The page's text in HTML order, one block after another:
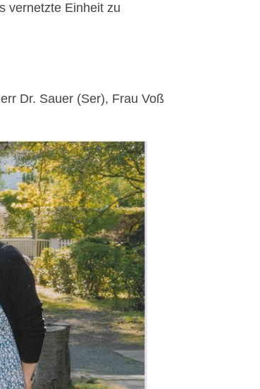
vernetzte Einheit zu
Dr. Sauer (Ser), Frau Voß